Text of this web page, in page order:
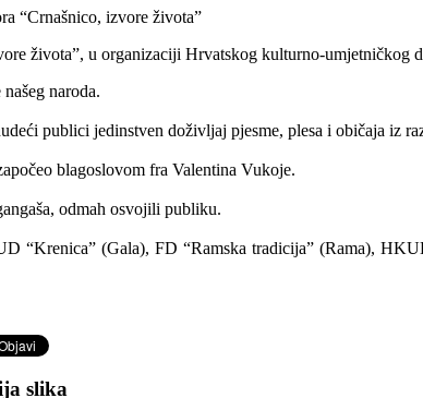
života”, u organizaciji Hrvatskog kulturno-umjetničkog
naroda.
publici jedinstven doživljaj pjesme, plesa i običaja iz
blagoslovom fra Valentina Vukoje.
odmah osvojili publiku.
“Krenica” (Gala), FD “Ramska tradicija” (Rama),
slika